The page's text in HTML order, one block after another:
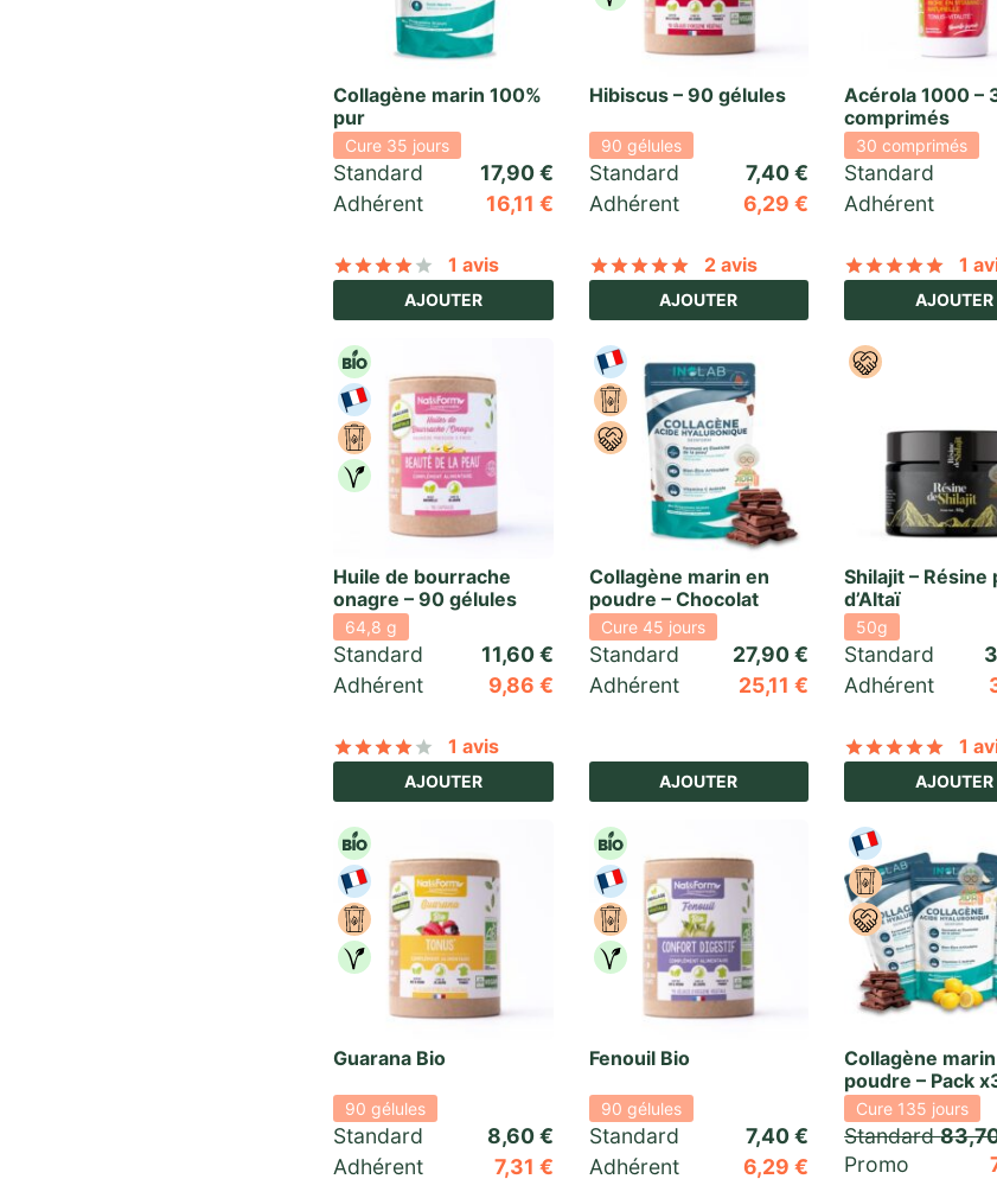
Collagène marin 100%
pur
Cure 35 jours
Standard 17,90€
Adhérent
16,11 €
Notésur 5 basé sur1notation client
1 avis
AJOUTER
Hibiscus – 90 gélules
90 gélules
Standard 7,40€
Adhérent
6,29€
Notésur 5 basé sur2notations
2 avis
AJOUTER
Acérola 1000 –
comprimés
30 comprimés
Standard
Adhérent
Noté
1
AJOUTER
Huile de bourrache
onagre – 90 gélules
64,8 g
Standard 11,60€
Adhérent
9,86 €
Notésur 5 basé sur
1 avis
AJOUTER
Collagène marin en
poudre – Chocolat
Cure 45 jours
Standard 27,90€
Adhérent
25,11€
AJOUTER
Shilajit – Résine
d’Altaï
50g
Standard
Adhérent
Noté
1
AJOUTER
Guarana Bio
90 gélules
Standard 8,60€
Adhérent
7,31 €
Fenouil Bio
90 gélules
Standard 7,40€
Adhérent
6,29€
Collagène
poudre – Pack
Cure 135 jours
Standard
Promo